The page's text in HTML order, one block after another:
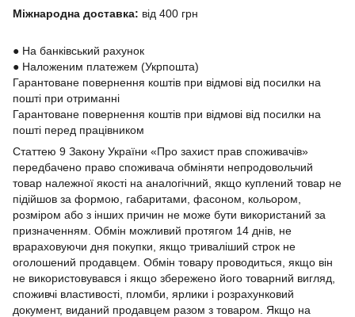
Міжнародна доставка: від 400 грн
● На банківський рахунок
● Наложеним платежем (Укрпошта)
Гарантоване повернення коштів при відмові від посилки на
пошті при отриманні
Гарантоване повернення коштів при відмові від посилки на
пошті перед працівником
Статтею 9 Закону України «Про захист прав споживачів»
передбачено право споживача обміняти непродовольчий
товар належної якості на аналогічний, якщо куплений товар не
підійшов за формою, габаритами, фасоном, кольором,
розміром або з інших причин не може бути використаний за
призначенням. Обмін можливий протягом 14 днів, не
врараховуючи дня покупки, якщо триваліший строк не
оголошений продавцем. Обмін товару проводиться, якщо він
не використовувався і якщо збережено його товарний вигляд,
споживчі властивості, пломби, ярлики і розрахунковий
документ, виданий продавцем разом з товаром. Якщо на